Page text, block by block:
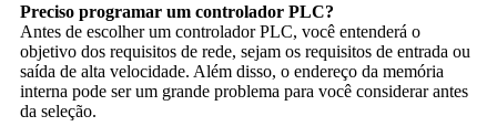
Preciso programar um controlador PLC?
Antes de escolher um controlador PLC, você entenderá o
objetivo dos requisitos de rede, sejam os requisitos de entrada ou
saída de alta velocidade. Além disso, o endereço da memória
interna pode ser um grande problema para você considerar antes
da seleção.